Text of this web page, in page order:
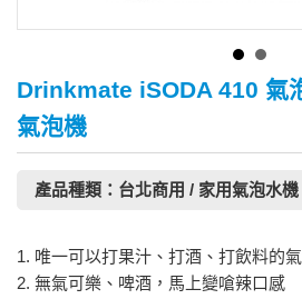
Drinkmate iSODA 410 氣
氣泡機
產品種類：台北商用 / 家用氣泡水機
1. 唯一可以打果汁、打酒、打飲料的
2. 無氣可樂、啤酒，馬上變嗆辣口感